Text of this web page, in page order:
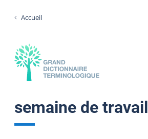
Accueil
semaine de travail